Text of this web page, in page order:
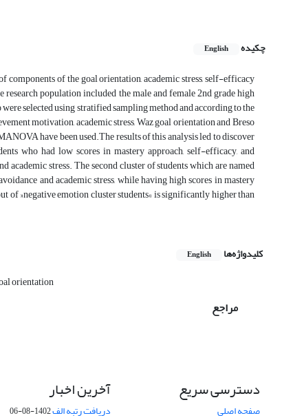
چکیده
English
of the goal orientation, academic stress, self-efficacy
population included the male and female 2nd grade high
selected using stratified sampling method and according to the
motivation, academic stress, Waz goal orientation and Breso
have been used.‎The results of this analysis led to discover
who had low scores in mastery approach, self-efficacy, and
stress.‎ The second cluster of students which are named
and academic stress, while having high scores in mastery
of »negative emotion cluster students« is significantly higher than
کلیدواژه‌ها English
orientation
مراجع
دسترسی سریع
صفحه اصلی
آخرین اخبار
دریافت رتبه الف1402-08-06